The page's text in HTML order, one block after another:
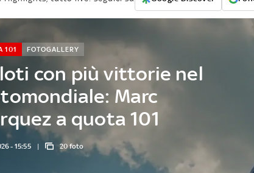
con più vittorie nel
Marc
a quota 101
101 FOTOGALLERY
- 15:55 20 foto